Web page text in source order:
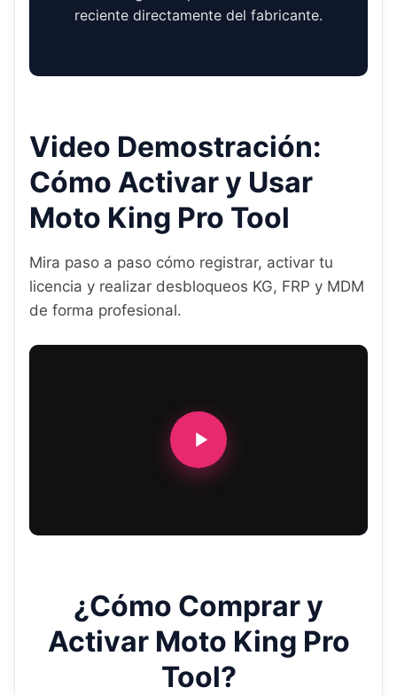
reciente directamente del fabricante.
Video Demostración:
Cómo Activar y Usar
Moto King Pro Tool
Mira paso a paso cómo registrar, activar tu
licencia y realizar desbloqueos KG, FRP y MDM
de forma profesional.
¿Cómo Comprar y
Activar Moto King Pro
Tool?